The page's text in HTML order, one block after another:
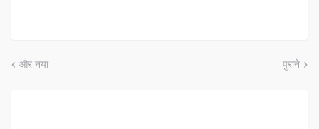
और नया पुराने